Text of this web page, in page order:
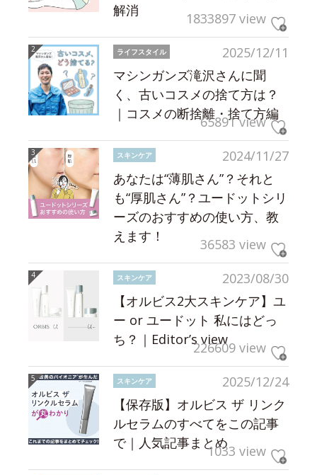
解消
1833897 view
2025/12/11
ライフスタイル
マシンガンズ滝沢さんに聞
く、古いコスメの捨て方は？
｜コスメの断捨離・捨て方編
65891 view
2024/11/27
スキンケア
あなたは“薄肌さん”？それと
も“厚肌さん”？ユードットシリ
ーズのおすすめの使い方、教
えます！
36583 view
2023/08/30
スキンケア
【オルビス2大スキンケア】ユ
ー or ユードット 私にはどっ
ち？｜Editor’s view226609 view
2025/12/24
スキンケア
【保存版】オルビス ザ リンク
ルセラムのすべてをこの記事
で｜人気記事まとめ1033 view